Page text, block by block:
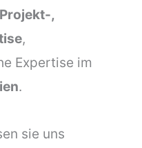
,
,
Expertise im
.
sie uns